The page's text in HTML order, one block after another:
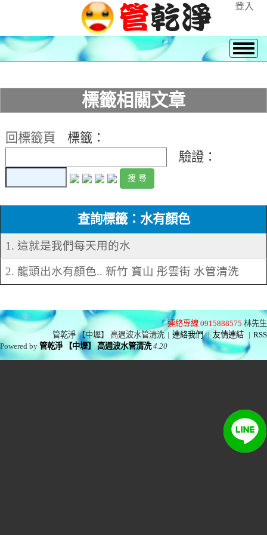
登入
標籤相關文章
回標籤頁
標籤：
驗證：
查詢標籤：水有顏色
1. 這就是我們每天用的水
2. 龍頭出水有顏色.. 新竹 寶山 彤雲街 水管清洗
連絡專線 0915888575 林先生
管乾淨 【中壢】 高週波水管清洗 | 連絡我們 | 友情連結 | RSS
Powered by管乾淨 【中壢】 高週波水管清洗 4.20